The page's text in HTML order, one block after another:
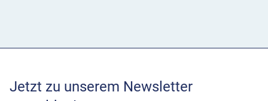
Jetzt zu unserem Newsletter